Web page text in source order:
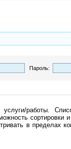
Пароль:
работы.
сортировки
в пределах